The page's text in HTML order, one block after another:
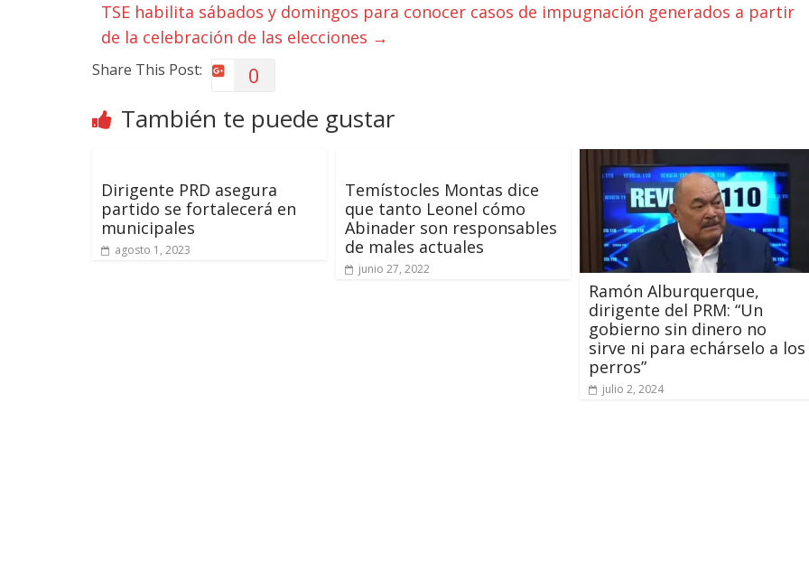
TSE habilita sábados y domingos para conocer casos de impugnación generados a partir
de la celebración de las elecciones →
Share This Post: 0
También te puede gustar
Dirigente PRD asegura
partido se fortalecerá en
municipales
agosto 1, 2023
Temístocles Montas dice
que tanto Leonel cómo
Abinader son responsables
de males actuales
junio 27, 2022
Ramón Alburquerque,
dirigente del PRM: “Un
gobierno sin dinero no
sirve ni para echárselo a los
perros”
julio 2, 2024